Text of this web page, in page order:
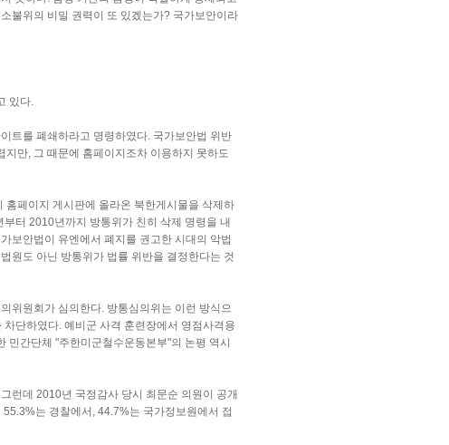
불위의 비밀 권력이 또 있겠는가? 국가보안이라
있다.
트를 폐쇄하라고 명령하였다. 국가보안법 위반
만, 그 때문에 홈페이지조차 이용하지 못하도
페이지 게시판에 올라온 북한게시물을 삭제하
터 2010년까지 방통위가 친히 삭제 명령을 내
보안법이 유엔에서 폐지를 권고한 시대의 악법
원도 아닌 방통위가 법률 위반을 결정한다는 것
위원회가 심의한다. 방통심의위는 이런 방식으
차단하였다. 예비군 사격 훈련장에서 영점사격용
간단체 "주한미군철수운동본부"의 논평 역시
런데 2010년 국정감사 당시 최문순 의원이 공개
는 경찰에서, 44.7%는 국가정보원에서 접